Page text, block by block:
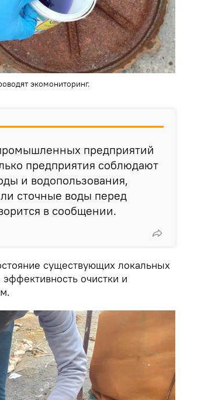
экомониторинг.
предприятий
предприятия соблюдают
и водопользования,
сточные воды перед
в сообщении.
существующих локальных
очистки и